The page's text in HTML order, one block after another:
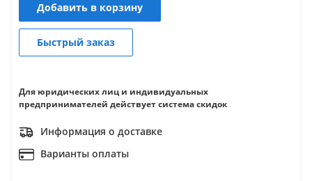
Добавить в корзину
Быстрый заказ
Для юридических лиц и индивидуальных
предпринимателей действует система скидок
Информация о доставке
Варианты оплаты